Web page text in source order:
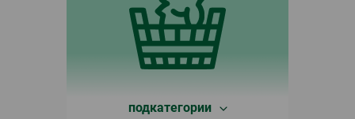
подкатегории